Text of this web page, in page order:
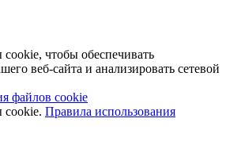
чтобы обеспечивать
веб-сайта и анализировать сетевой
файлов cookie
Правила использования